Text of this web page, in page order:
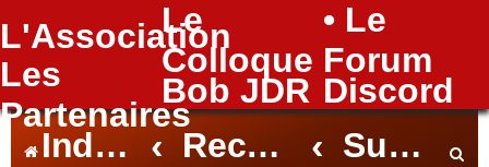
L'Association
Le
Colloque
• Le
Forum
Les
Partenaires
Bob JDR Discord
FAQ
Index du forum Rechercher Sujets actifs